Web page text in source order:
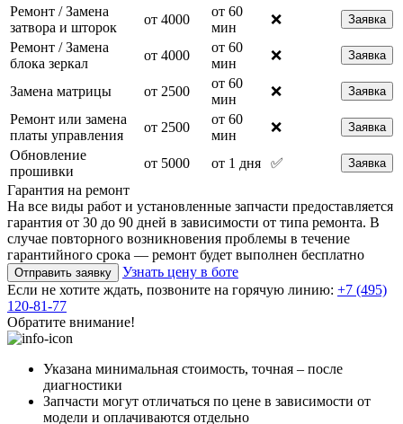
Ремонт / Замена
затвора и шторок
от 4000
от 60
мин
❌ Заявка
Ремонт / Замена
блока зеркал
от 4000
от 60
мин
❌ Заявка
Замена матрицы от 2500
от 60
мин
❌ Заявка
Ремонт или замена
платы управления
от 2500
от 60
мин
❌ Заявка
Обновление
прошивки
от 5000 от 1 дня ✅ Заявка
Гарантия на ремонт
На все виды работ и установленные запчасти предоставляется
гарантия от 30 до 90 дней в зависимости от типа ремонта. В
случае повторного возникновения проблемы в течение
гарантийного срока — ремонт будет выполнен бесплатно
Отправить заявку
Узнать цену в боте
Если не хотите ждать, позвоните на горячую линию: +7 (495)
120-81-77
Обратите внимание!
Указана минимальная стоимость, точная – после
диагностики
Запчасти могут отличаться по цене в зависимости от
модели и оплачиваются отдельно